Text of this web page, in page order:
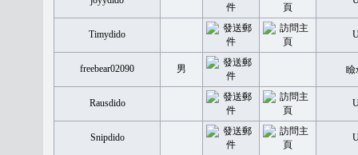
Timydido
freebear02090 男
Rausdido
Snipdido